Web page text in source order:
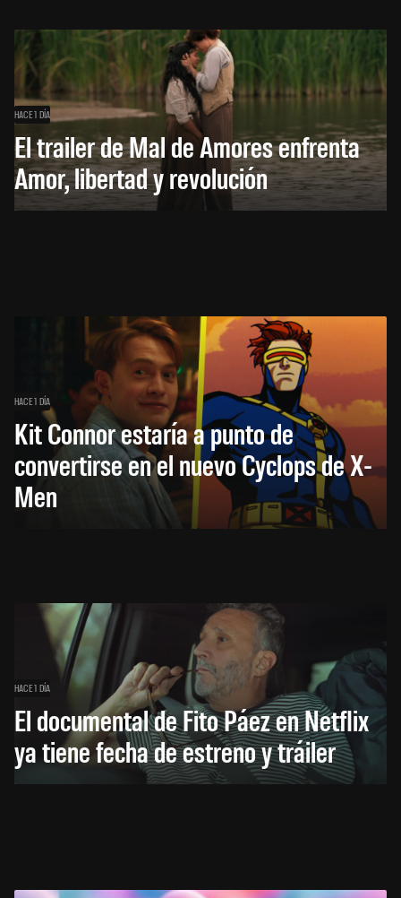
HACE 1 DÍA
El trailer de Mal de Amores enfrenta
Amor, libertad y revolución
HACE 1 DÍA
Kit Connor estaría a punto de
convertirse en el nuevo Cyclops de X-
Men
HACE 1 DÍA
El documental de Fito Páez en Netflix
ya tiene fecha de estreno y tráiler